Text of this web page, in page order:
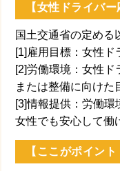
【女性ドライバー
国土交通省の定める
[1]雇用目標：女性
[2]労働環境：女性
または整備に向けた
[3]情報提供：労働
女性でも安心して働
【ここがポイント